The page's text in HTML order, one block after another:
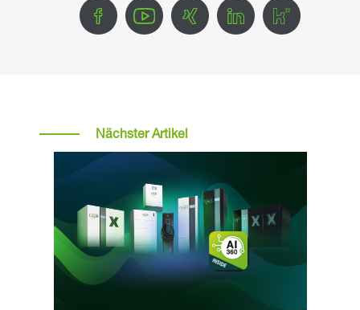
Nächster Artikel